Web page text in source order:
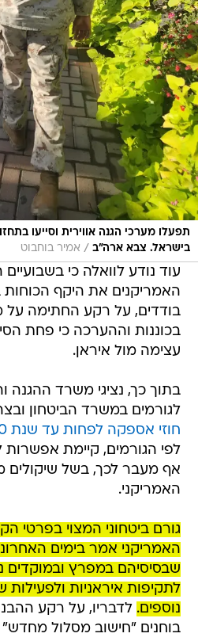
תפעלו מערכי הגנה אווירית וסייעו
בישראל. צבא ארה"ב / אמיר בוחבוט
עוד נודע לוואלה כי בשבועיים
האמריקנים את היקף הכוחות
בודדים, על רקע החתימה על
בכוננות וההערכה כי פחת
עצימה מול איראן.
בתוך כך, נציגי משרד ההגנה
לגורמים במשרד הביטחון
חוזי אספקה לפחות עד שנת 2030
לפי הגורמים, קיימת
אף מעבר לכך, בשל שיקולים
האמריקני.
גורם ביטחוני המצוי בפרטי
האמריקני אמר בימים
שבסיסיהם במפרץ ובמוקדים
לתקיפות איראניות ולפעילות
נוספים. לדבריו, על רקע
בוחנים "חישוב מסלול